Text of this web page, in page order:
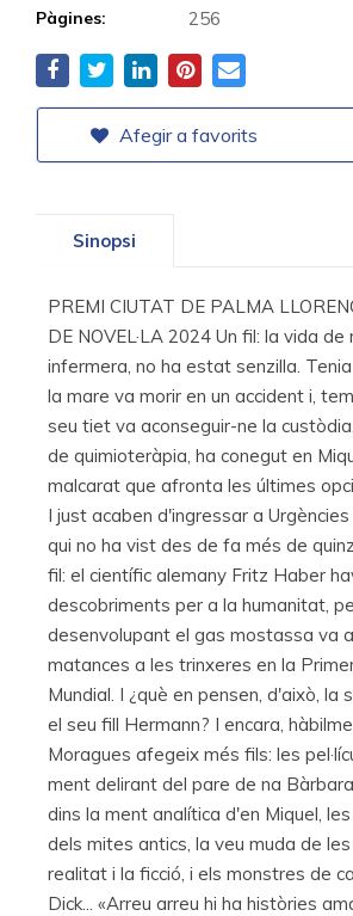
Pàgines: 256
Afegir a favorits
Sinopsi
PREMI CIUTAT DE PALMA
DE NOVEL·LA 2024 Un fil: la vida de
infermera, no ha estat senzilla.
la mare va morir en un accident i,
seu tiet va aconseguir-ne la
de quimioteràpia, ha conegut en
malcarat que afronta les últimes
I just acaben d'ingressar a
qui no ha vist des de fa més de
fil: el científic alemany Fritz Haber
descobriments per a la humanitat,
desenvolupant el gas mostassa va
matances a les trinxeres en la
Mundial. I ¿què en pensen, d'això, la
el seu fill Hermann? I encara,
Moragues afegeix més fils: les
ment delirant del pare de na
dins la ment analítica d'en Miquel,
dels mites antics, la veu muda de
realitat i la ficció, i els monstres de
Dick... «Arreu arreu hi ha històries